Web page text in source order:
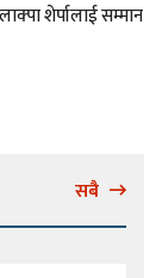
शेर्पालाई सम्मान
सबै